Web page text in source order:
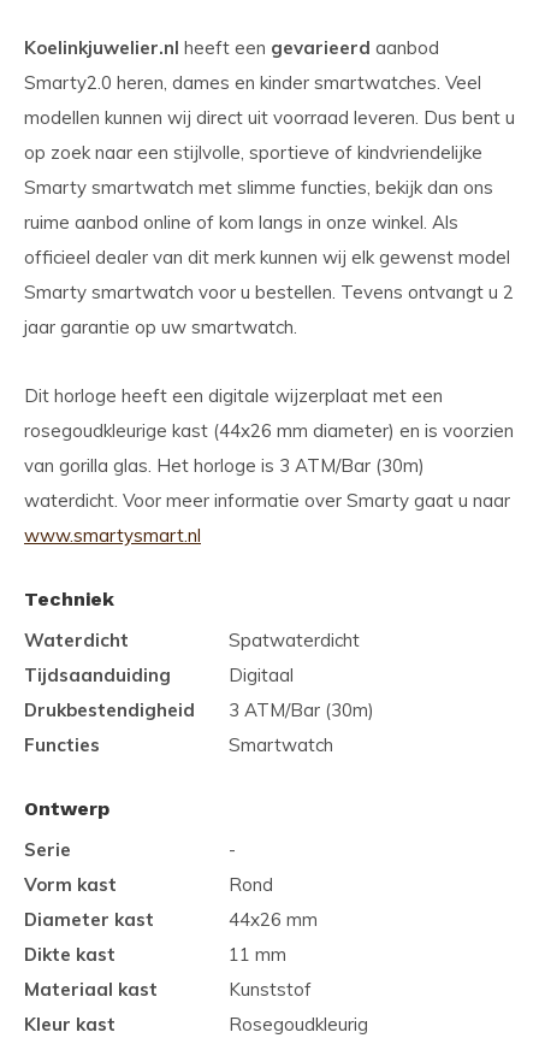
Koelinkjuwelier.nl heeft een gevarieerd aanbod
Smarty2.0 heren, dames en kinder smartwatches. Veel
modellen kunnen wij direct uit voorraad leveren. Dus bent u
op zoek naar een stijlvolle, sportieve of kindvriendelijke
Smarty smartwatch met slimme functies, bekijk dan ons
ruime aanbod online of kom langs in onze winkel. Als
officieel dealer van dit merk kunnen wij elk gewenst model
Smarty smartwatch voor u bestellen. Tevens ontvangt u 2
jaar garantie op uw smartwatch.
Dit horloge heeft een digitale wijzerplaat met een
rosegoudkleurige kast (44x26 mm diameter) en is voorzien
van gorilla glas. Het horloge is 3 ATM/Bar (30m)
waterdicht. Voor meer informatie over Smarty gaat u naar
www.smartysmart.nl
Techniek
Waterdicht
Spatwaterdicht
Tijdsaanduiding
Digitaal
Drukbestendigheid
3 ATM/Bar (30m)
Functies
Smartwatch
Ontwerp
Serie
-
Vorm kast
Rond
Diameter kast
44x26 mm
Dikte kast
11 mm
Materiaal kast
Kunststof
Kleur kast
Rosegoudkleurig